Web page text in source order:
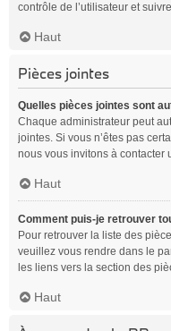
contrôle de l’utilisateur et
Haut
Pièces jointes
Quelles pièces jointes sont
Chaque administrateur peut
jointes. Si vous n’êtes pas
nous vous invitons à contacter
Haut
Comment puis-je retrouver
Pour retrouver la liste des
veuillez vous rendre dans le
les liens vers la section des
Haut